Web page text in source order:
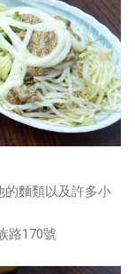
的麵類以及許多小
路170號